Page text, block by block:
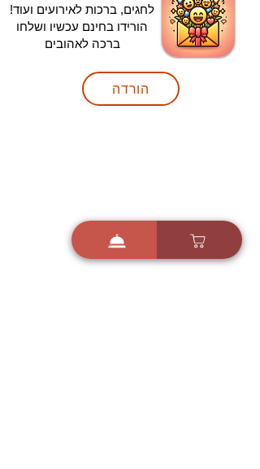
לחגים, ברכות לאירועים ועוד!
הורידו בחינם עכשיו ושלחו
ברכה לאהובים
הורדה